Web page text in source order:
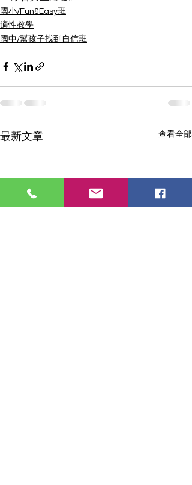
國小/Fun&Easy班
適性教學
國中/幫孩子找到自信班
最新文章 查看全部